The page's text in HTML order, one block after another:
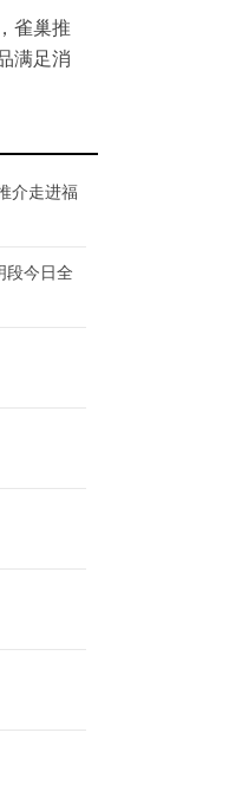
雀巢推
满足消
介走进福
段今日全